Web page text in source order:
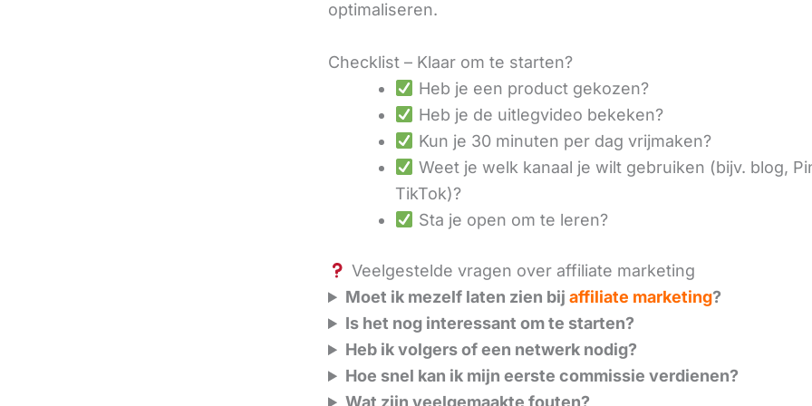
optimaliseren.
Checklist – Klaar om te starten?
Heb je een product gekozen?
Heb je de uitlegvideo bekeken?
Kun je 30 minuten per dag vrijmaken?
Weet je welk kanaal je wilt gebruiken (bijv. blog,
TikTok)?
Sta je open om te leren?
Veelgestelde vragen over affiliate marketing
Moet ik mezelf laten zien bijaffiliate marketing?
Is het nog interessant om te starten?
Heb ik volgers of een netwerk nodig?
Hoe snel kan ik mijn eerste commissie verdienen?
Wat zijn veelgemaakte fouten?